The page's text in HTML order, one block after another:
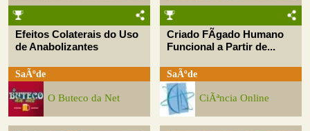
Efeitos Colaterais do Uso
de Anabolizantes
SaÃºde
O Buteco da Net
Criado FÃ­gado Humano
Funcional a Partir de...
SaÃºde
CiÃªncia Online